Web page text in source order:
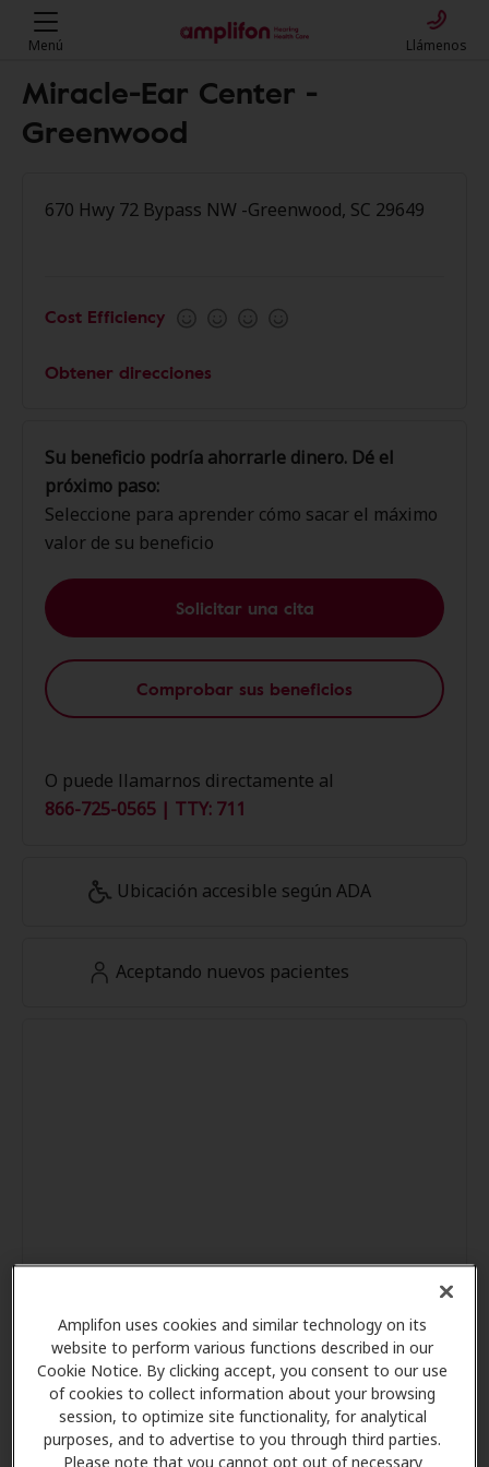
Amplifon uses cookies and similar technology on its
website to perform various functions described in our
Cookie Notice. By clicking accept, you consent to our use
of cookies to collect information about your browsing
session, to optimize site functionality, for analytical
purposes, and to advertise to you through third parties.
Menú Llámenos
Miracle-Ear Center -
Greenwood
670 Hwy 72 Bypass NW -Greenwood, SC 29649
Cost Efficiency
Obtener direcciones
Su beneficio podría ahorrarle dinero. Dé el
próximo paso:
Seleccione para aprender cómo sacar el máximo
valor de su beneficio
Solicitar una cita
Comprobar sus beneficios
O puede llamarnos directamente al
866-725-0565 | TTY: 711
Ubicación accesible según ADA
Aceptando nuevos pacientes